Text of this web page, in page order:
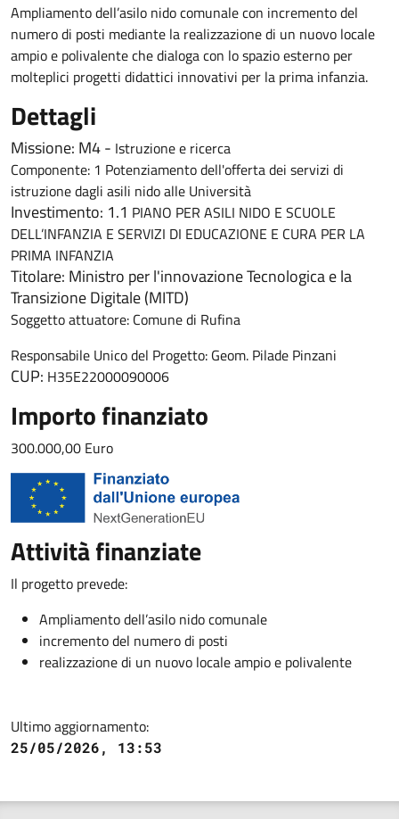
Ampliamento dell’asilo nido comunale con incremento del
numero di posti mediante la realizzazione di un nuovo locale
ampio e polivalente che dialoga con lo spazio esterno per
molteplici progetti didattici innovativi per la prima infanzia.
Dettagli
Missione: M4 - Istruzione e ricerca
Componente: 1 Potenziamento dell'offerta dei servizi di
istruzione dagli asili nido alle Università
Investimento: 1.1 PIANO PER ASILI NIDO E SCUOLE
DELL’INFANZIA E SERVIZI DI EDUCAZIONE E CURA PER LA
PRIMA INFANZIA
Titolare: Ministro per l'innovazione Tecnologica e la
Transizione Digitale (MITD)
Soggetto attuatore: Comune di Rufina
Responsabile Unico del Progetto: Geom. Pilade Pinzani
CUP: H35E22000090006
Importo finanziato
300.000,00 Euro
Attività finanziate
Il progetto prevede:
Ampliamento dell’asilo nido comunale
incremento del numero di posti
realizzazione di un nuovo locale ampio e polivalente
Ultimo aggiornamento:
25/05/2026, 13:53